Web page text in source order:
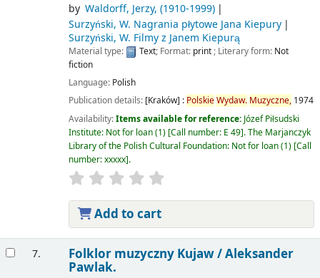
by Waldorff, Jerzy, (1910-1999)
Surzyński, W. Nagrania płytowe Jana Kiepury
Surzyński, W. Filmy z Janem Kiepurą
Material type: Text; Format: print; Literary form: Not
fiction
Language: Polish
Publication details: [Kraków] : PolskieWydaw. Muzyczne, 1974
Availability:Items available for reference: Józef Piłsudski
Institute: Not for loan(1) Call number: E 49 .The Marjanczyk
Library of the Polish Cultural Foundation: Not for loan(1) Call
number:xxxxx .
Add to cart
7. Folklor muzyczny Kujaw /Aleksander
Pawlak.